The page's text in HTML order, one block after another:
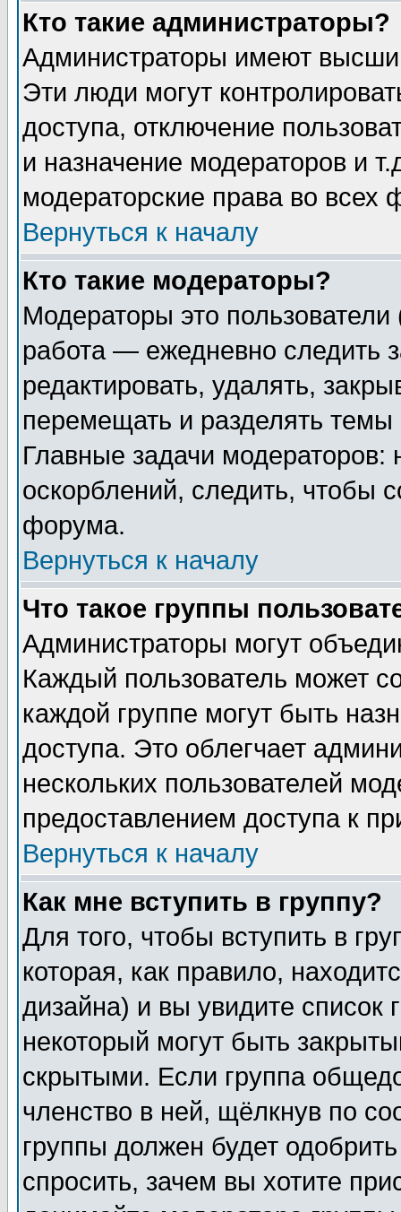
Кто такие администраторы?
Администраторы имеют
Эти люди могут
доступа, отключение
и назначение модераторов и
модераторские права во всех
Вернуться к началу
Кто такие модераторы?
Модераторы это
работа — ежедневно следить
редактировать, удалять,
перемещать и разделять
Главные задачи
оскорблений, следить, чтобы
форума.
Вернуться к началу
Что такое группы
Администраторы могут
Каждый пользователь может
каждой группе могут быть
доступа. Это облегчает
нескольких пользователей
предоставлением доступа к
Вернуться к началу
Как мне вступить в группу?
Для того, чтобы вступить в
которая, как правило,
дизайна) и вы увидите список
некоторый могут быть
скрытыми. Если группа
членство в ней, щёлкнув по
группы должен будет
спросить, зачем вы хотите